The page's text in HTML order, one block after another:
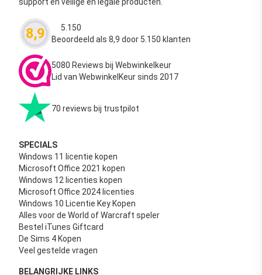
8,9 Waardering
5.150
Beoordeeld als 8,9 door 5.150 klanten
5080 Reviews bij Webwinkelkeur
Lid van WebwinkelKeur sinds 2017
70 reviews bij trustpilot
SPECIALS
Windows 11 licentie kopen
Microsoft Office 2021 kopen
Windows 12 licenties kopen
Microsoft Office 2024 licenties
Windows 10 Licentie Key Kopen
Alles voor de World of Warcraft speler
Bestel iTunes Giftcard
De Sims 4 Kopen
Veel gestelde vragen
BELANGRIJKE LINKS